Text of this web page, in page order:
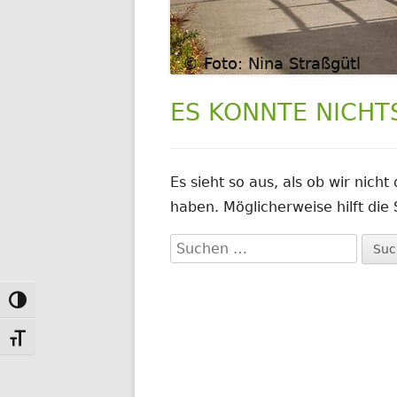
Toggle High Contrast
Toggle Font size
ES KONNTE
Es sieht so aus, als ob wir
haben. Möglicherweise hilft die
Suchen